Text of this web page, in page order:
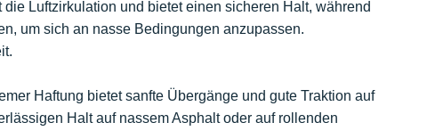
Luftzirkulation und bietet einen sicheren Halt, während
um sich an nasse Bedingungen anzupassen.
Haftung bietet sanfte Übergänge und gute Traktion auf
Halt auf nassem Asphalt oder auf rollenden